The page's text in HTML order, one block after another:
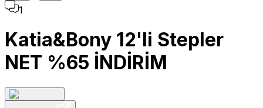
1
Katia&Bony 12'li Stepler
NET %65 İNDİRİM